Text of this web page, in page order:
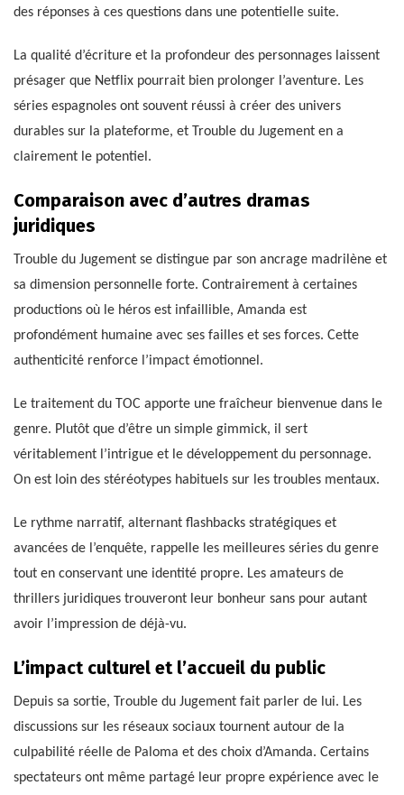
des réponses à ces questions dans une potentielle suite.
La qualité d’écriture et la profondeur des personnages laissent
présager que Netflix pourrait bien prolonger l’aventure. Les
séries espagnoles ont souvent réussi à créer des univers
durables sur la plateforme, et Trouble du Jugement en a
clairement le potentiel.
Comparaison avec d’autres dramas
juridiques
Trouble du Jugement se distingue par son ancrage madrilène et
sa dimension personnelle forte. Contrairement à certaines
productions où le héros est infaillible, Amanda est
profondément humaine avec ses failles et ses forces. Cette
authenticité renforce l’impact émotionnel.
Le traitement du TOC apporte une fraîcheur bienvenue dans le
genre. Plutôt que d’être un simple gimmick, il sert
véritablement l’intrigue et le développement du personnage.
On est loin des stéréotypes habituels sur les troubles mentaux.
Le rythme narratif, alternant flashbacks stratégiques et
avancées de l’enquête, rappelle les meilleures séries du genre
tout en conservant une identité propre. Les amateurs de
thrillers juridiques trouveront leur bonheur sans pour autant
avoir l’impression de déjà-vu.
L’impact culturel et l’accueil du public
Depuis sa sortie, Trouble du Jugement fait parler de lui. Les
discussions sur les réseaux sociaux tournent autour de la
culpabilité réelle de Paloma et des choix d’Amanda. Certains
spectateurs ont même partagé leur propre expérience avec le